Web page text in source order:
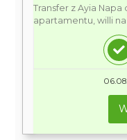
Transfer z Ayia
apartamentu, willi